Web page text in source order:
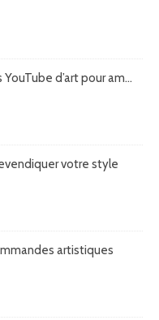
d’art pour am...
votre style
artistiques